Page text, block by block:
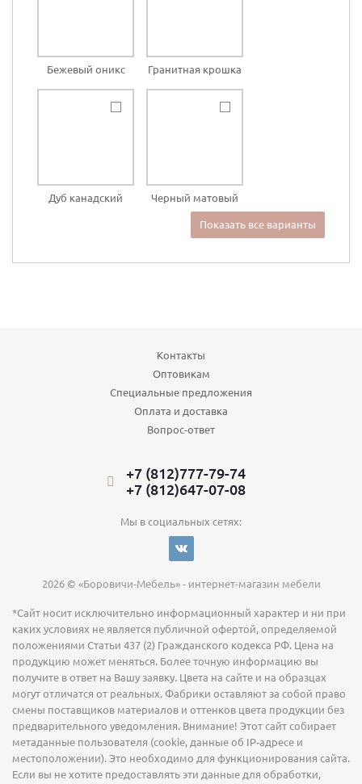
Бежевый оникс Гранитная крошка
Дуб канадский
Черный матовый
Показать все варианты
Контакты
Оптовикам
Специальные предложения
Оплата и доставка
Вопрос-ответ
+7 (812)777-79-74
+7 (812)647-07-08
Мы в социальных сетях:
2026 © «Боровичи-Мебель» - интернет-магазин мебели
*Сайт носит исключительно информационный характер и ни при
каких условиях не является публичной офертой, определяемой
положениями Статьи 437 (2) Гражданского кодекса РФ. Цена на
продукцию может меняться. Более точную информацию вы
получите в ответ на Вашу заявку. Цвета на сайте и на образцах
могут отличатся от реальных. Фабрики оставляют за собой право
смены поставщиков материалов и оттенков цвета продукции без
предварительного уведомления. Внимание! Этот сайт собирает
метаданные пользователя (cookie, данные об IP-адресе и
местоположении). Это необходимо для функционирования сайта.
Если вы не хотите предоставлять эти данные для обработки,